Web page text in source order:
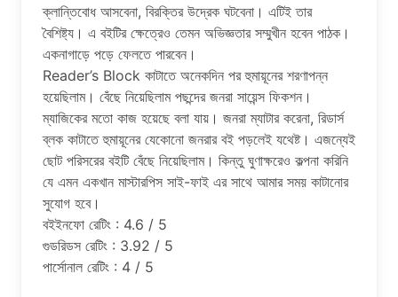
ক্লান্তিবোধ আসবেনা, বিরক্তির উদ্রেক ঘটবেনা। এটিই তার
বৈশিষ্ট্য। এ বইটির ক্ষেত্রেও তেমন অভিজ্ঞতার সম্মুখীন হবেন পাঠক।
একনাগাড়ে পড়ে ফেলতে পারবেন।
Reader’s Block কাটাতে অনেকদিন পর হুমায়ূনের শরণাপন্ন
হয়েছিলাম। বেঁছে নিয়েছিলাম পছন্দের জনরা সায়েন্স ফিকশন।
ম্যাজিকের মতো কাজ হয়েছে বলা যায়। জনরা ম্যাটার করেনা, রিডার্স
ব্লক কাটাতে হুমায়ূনের যেকোনো জনরার বই পড়লেই যথেষ্ট। এজন্যেই
ছোট পরিসরের বইটি বেঁছে নিয়েছিলাম। কিন্তু ঘুণাক্ষরেও কল্পনা করিনি
যে এমন একখান মাস্টারপিস সাই-ফাই এর সাথে আমার সময় কাটানোর
সুযোগ হবে।
বইইনফো রেটিং : 4.6 / 5
গুডরিডস রেটিং : 3.92 / 5
পার্সোনাল রেটিং : 4 / 5